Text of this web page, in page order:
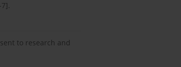
to research and